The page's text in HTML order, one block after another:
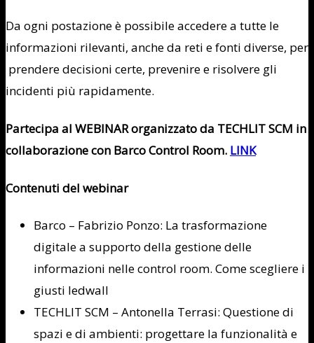
Da ogni postazione è possibile accedere a tutte le
informazioni rilevanti, anche da reti e fonti diverse, per
prendere decisioni certe, prevenire e risolvere gli
incidenti più rapidamente.
Partecipa al WEBINAR organizzato da TECHLIT SCM in
collaborazione con Barco Control Room. LINK
Contenuti del webinar
Barco – Fabrizio Ponzo: La trasformazione
digitale a supporto della gestione delle
informazioni nelle control room. Come scegliere i
giusti ledwall
TECHLIT SCM – Antonella Terrasi: Questione di
spazi e di ambienti: progettare la funzionalità e